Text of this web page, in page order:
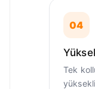
04
Tek